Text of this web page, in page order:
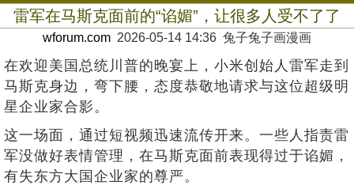
雷军在马斯克面前的“谄媚”，让很多人受不了了
wforum.com 2026-05-14 14:36 兔子兔子画漫画
在欢迎美国总统川普的晚宴上，小米创始人雷军走到
马斯克身边，弯下腰，态度恭敬地请求与这位超级明
星企业家合影。
这一场面，通过短视频迅速流传开来。一些人指责雷
军没做好表情管理，在马斯克面前表现得过于谄媚，
有失东方大国企业家的尊严。